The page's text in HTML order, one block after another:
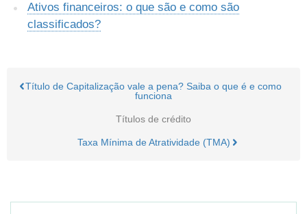
Ativos financeiros: o que são e como são
classificados?
Título de Capitalização vale a pena? Saiba o que é e como
funciona
Títulos de crédito
Taxa Mínima de Atratividade (TMA)